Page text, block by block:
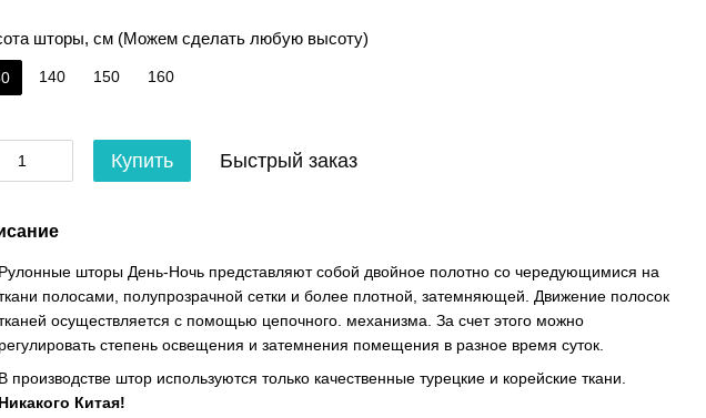
шторы, см (Можем сделать любую высоту)
140 150 160
Купить Быстрый заказ
Рулонные шторы День-Ночь представляют собой двойное полотно со чередующимися на
полосами, полупрозрачной сетки и более плотной, затемняющей. Движение полосок
осуществляется с помощью цепочного. механизма. За счет этого можно
регулировать степень освещения и затемнения помещения в разное время суток.
В производстве штор используются только качественные турецкие и корейские ткани.
Никакого Китая!